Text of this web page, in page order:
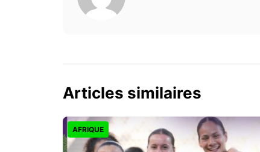
Articles similaires
AFRIQUE